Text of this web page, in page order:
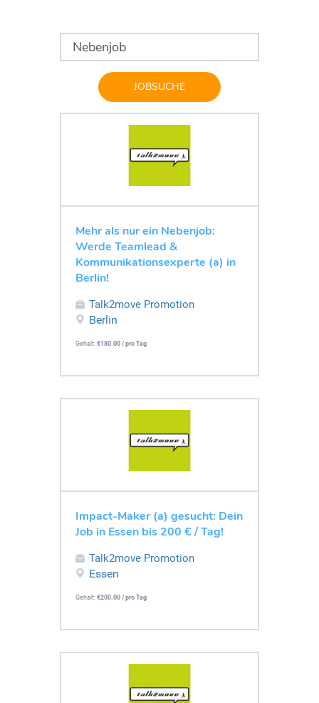
JOBSUCHE
Mehr als nur ein Nebenjob:
Werde Teamlead &
Kommunikationsexperte (a) in
Berlin!
Talk2move Promotion
Berlin
Gehalt: €180.00 / pro Tag
Impact-Maker (a) gesucht: Dein
Job in Essen bis 200 € / Tag!
Talk2move Promotion
Essen
Gehalt: €200.00 / pro Tag